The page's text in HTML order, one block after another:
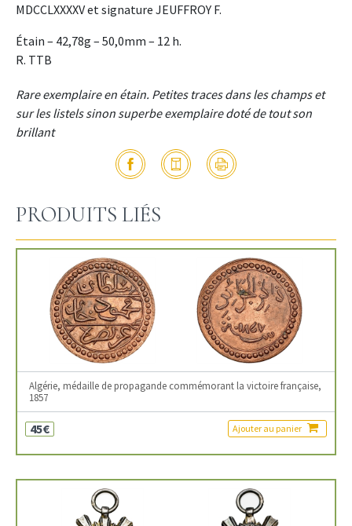
MDCCLXXXXV et signature JEUFFROY F.
Étain – 42,78g – 50,0mm – 12 h.
R. TTB
Rare exemplaire en étain. Petites traces dans les champs et
sur les listels sinon superbe exemplaire doté de tout son
brillant
PRODUITS LIÉS
Algérie, médaille de propagande commémorant la victoire française,
1857
45€ Ajouter au panier